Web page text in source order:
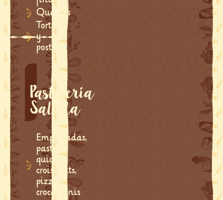
Queques
Tortas
y
postres
Pastelería
Salada
Empanadas,
pasteles,
quiches,
croissants,
pizzas,
crocantinis